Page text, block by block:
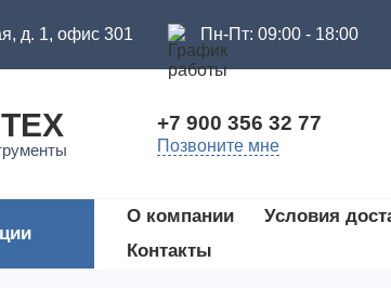
д. 1, офис 301 Пн-Пт: 09:00 - 18:00
+7 900 356 32 77
Позвоните мне
О компании Условия
Контакты